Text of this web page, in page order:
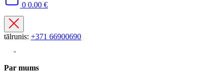
0 0.00 €
tālrunis: +371 66900690
Par mums